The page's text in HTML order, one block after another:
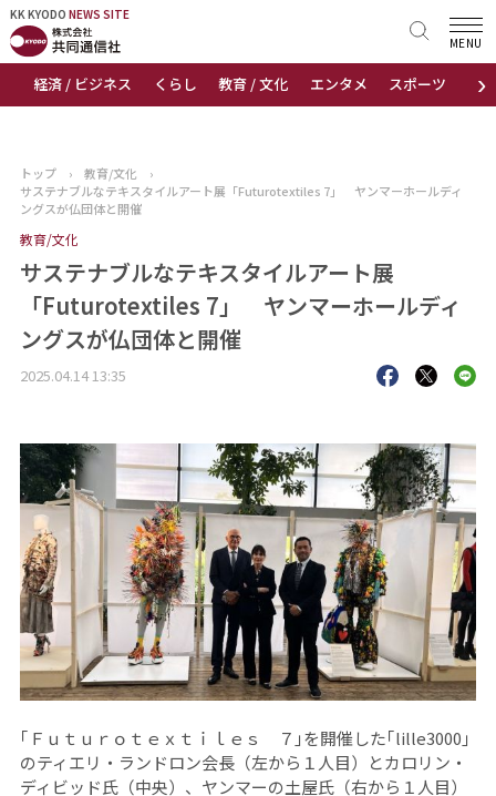
KK KYODO NEWS SITE
›
経済 / ビジネス くらし 教育 / 文化 エンタメ スポーツ 地域
MENU
KK KYODONEWS SITE
トップページ
ニュース
おすすめコンテンツ
出版物
会社概要
トップ › 教育/文化
›
サステナブルなテキスタイルアート展「Futurotextiles 7」 ヤンマーホールディ
ングスが仏団体と開催
教育/文化
サステナブルなテキスタイルアート展
「Futurotextiles 7」 ヤンマーホールディ
ングスが仏団体と開催
2025.04.14 13:35
｢Ｆｕｔｕｒｏｔｅｘｔｉｌｅｓ ７｣を開催した｢lille3000｣
のティエリ・ランドロン会長（左から１人目）とカロリン・
ディビッド氏（中央）、ヤンマーの土屋氏（右から１人目）